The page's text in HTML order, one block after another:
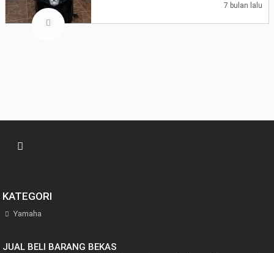
7 bulan lalu
KATEGORI
Yamaha
JUAL BELI BARANG BEKAS